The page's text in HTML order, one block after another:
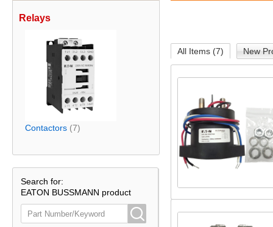
Relays
Contactors (7)
Search for:
EATON BUSSMANN product
All Items (7) New